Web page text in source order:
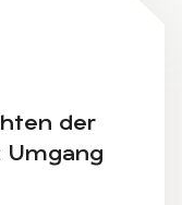
der
Um­gang